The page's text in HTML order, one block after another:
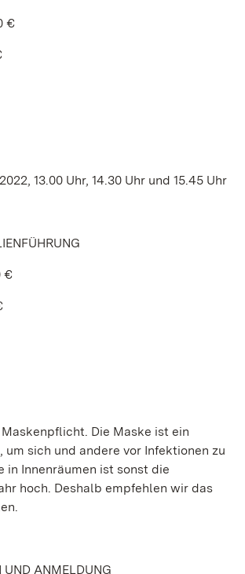
€
13.00 Uhr, 14.30 Uhr und 15.45 Uhr
€
Die Maske ist ein
sich und andere vor Infektionen zu
in Innenräumen ist sonst die
hoch. Deshalb empfehlen wir das
UND ANMELDUNG